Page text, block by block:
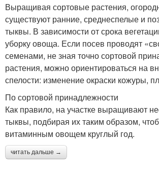
Выращивая сортовые растения,
существуют ранние, среднеспелые и
тыквы. В зависимости от срока
уборку овоща. Если посев проводят
семенами, не зная точно сортовой
растения, можно ориентироваться на
спелости: изменение окраски кожуры,
По сортовой принадлежности
Как правило, на участке выращивают
тыквы, подбирая их таким образом,
витаминным овощем круглый год.
читать дальше →